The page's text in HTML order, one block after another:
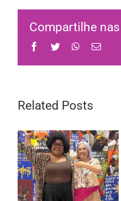
Compartilhe
Facebook
Twitter WhatsApp
Email
Related Posts